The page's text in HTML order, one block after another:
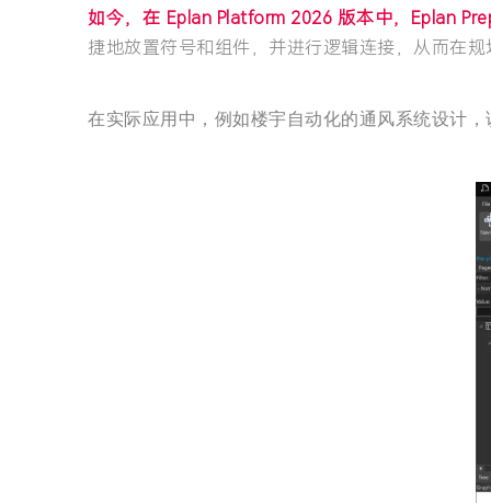
如今，在 Eplan Platform 2026 版本中，Eplan
捷地放置符号和组件，并进行逻辑连接，从而在
在实际应用中，例如楼宇自动化的通风系统设计